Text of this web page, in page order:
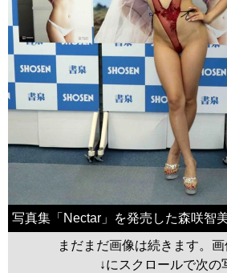
写真集「Nectar」を発売した森咲智
まだまだ画像は続きます。画
↓にスクロールで次の